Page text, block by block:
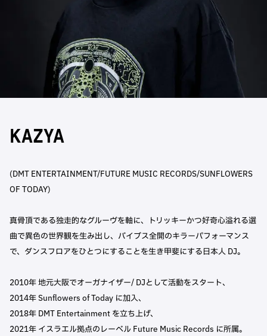
KAZYA
(DMT ENTERTAINMENT/FUTURE MUSIC RECORDS/SUNFLOWERS
OF TODAY)
真骨頂である独走的なグルーヴを軸に、トリッキーかつ好奇心溢れる選
曲で異色の世界観を生み出し、バイブス全開のキラーパフォーマンス
で、ダンスフロアをひとつにすることを生き甲斐にする日本人 DJ。
2010年 地元大阪でオーガナイザー/ DJとして活動をスタート、
2014年 Sunflowers of Today に加入、
2018年 DMT Entertainment を立ち上げ、
2021年 イスラエル拠点のレーベル Future Music Records に所属。